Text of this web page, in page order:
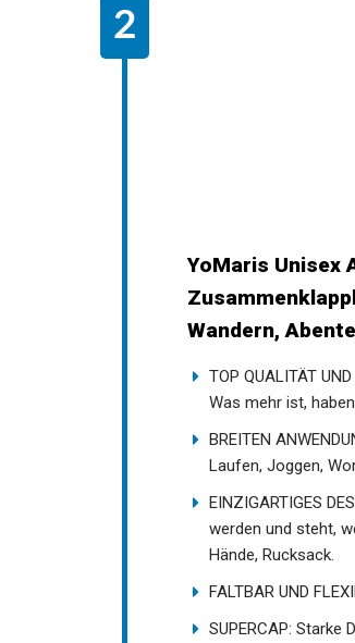
YoMaris Unisex
Wandern,
TOP QUALITÄT
Was mehr ist,
BREITEN
Laufen, Joggen,
EINZIGARTIGES
werden und steht,
Hände, Rucksack.
FALTBAR UND
SUPERCAP: Starke